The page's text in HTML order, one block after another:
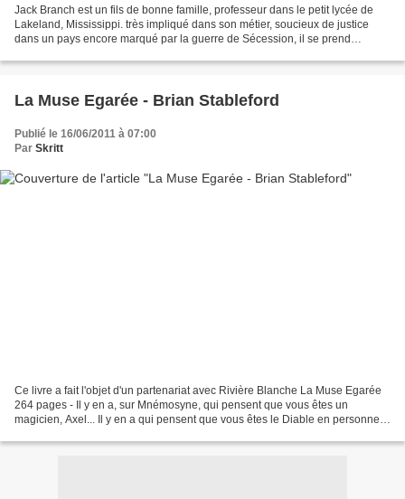
Jack Branch est un fils de bonne famille, professeur dans le petit lycée de
Lakeland, Mississippi. très impliqué dans son métier, soucieux de justice
dans un pays encore marqué par la guerre de Sécession, il se prend
La Muse Egarée - Brian Stableford
Publié le 16/06/2011 à 07:00
Par Skritt
Ce livre a fait l'objet d'un partenariat avec Rivière Blanche La Muse Egarée
264 pages - Il y en a, sur Mnémosyne, qui pensent que vous êtes un
magicien, Axel... Il y en a qui pensent que vous êtes le Diable en personne.